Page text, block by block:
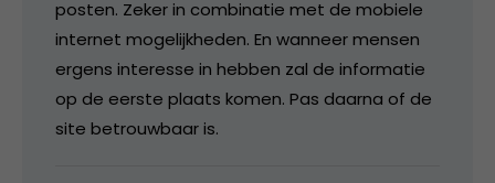
posten. Zeker in combinatie met de mobiele
internet mogelijkheden. En wanneer mensen
ergens interesse in hebben zal de informatie
op de eerste plaats komen. Pas daarna of de
site betrouwbaar is.